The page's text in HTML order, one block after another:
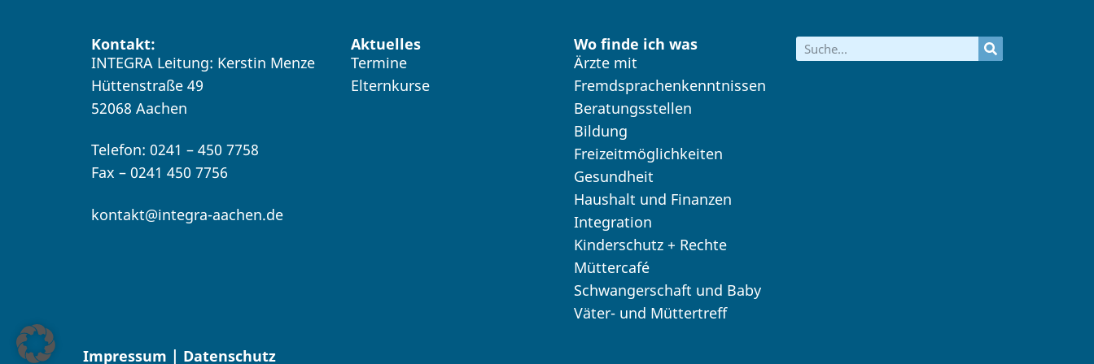
Kontakt:
INTEGRA Leitung: Kerstin Menze
Hüttenstraße 49
52068 Aachen
Telefon: 0241 – 450 7758
Fax – 0241 450 7756
kontakt@integra-aachen.de
Aktuelles
Termine
Elternkurse
Wo finde ich was
Ärzte mit
Fremdsprachenkenntnissen
Beratungsstellen
Bildung
Freizeitmöglichkeiten
Gesundheit
Haushalt und Finanzen
Integration
Kinderschutz + Rechte
Müttercafé
Schwangerschaft und Baby
Väter- und Müttertreff
Impressum | Datenschutz